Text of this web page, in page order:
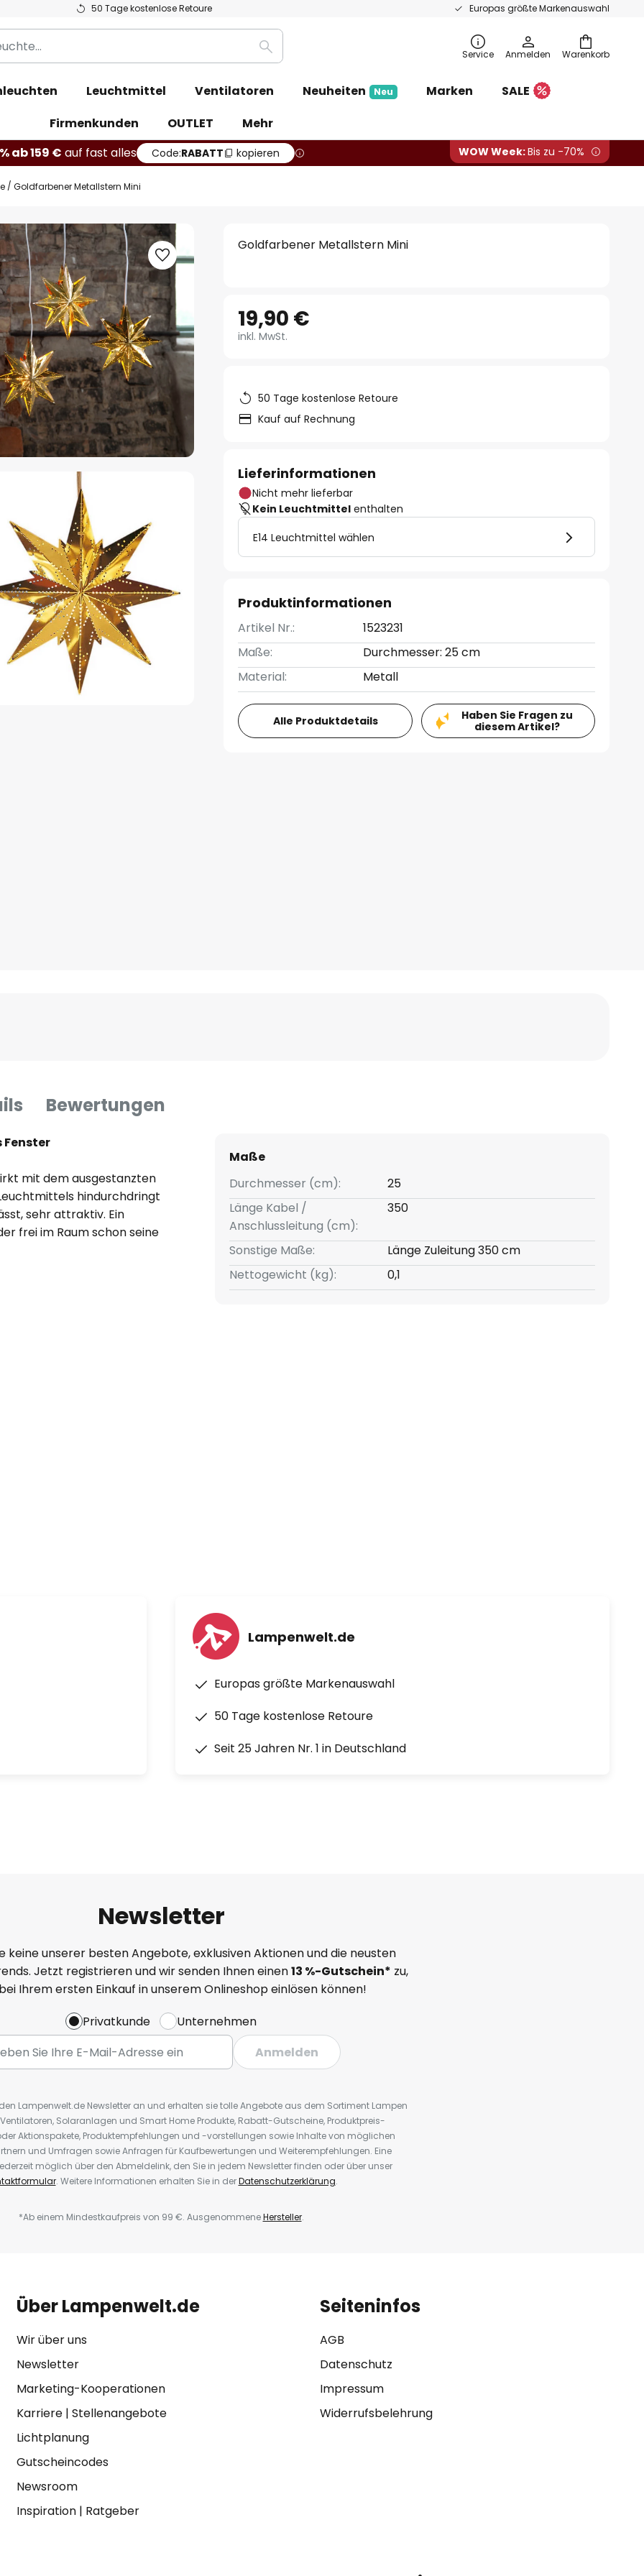
50 Tage kostenlose Retoure Europas größte Markenauswahl
Warenkorb
Suche Service Anmelden
Leuchtmittel Ventilatoren Neuheiten Neu Marken
SALE
Firmenkunden
OUTLET
Mehr
ab 159 € auf fast alles Code:RABATT kopieren WOW Week:Bis zu -70%
Goldfarbener Metallstern Mini
Goldfarbener Metallstern Mini
19,90 €
inkl. MwSt.
50 Tage kostenlose Retoure
Kauf auf Rechnung
Lieferinformationen
Nicht mehr lieferbar
Kein Leuchtmittel enthalten
E14 Leuchtmittel wählen
Produktinformationen
Artikel Nr.:
1523231
Maße:
Durchmesser: 25 cm
Material:
Metall
Alle Produktdetails
Haben Sie Fragen zu
diesem Artikel?
Bewertungen
Fenster
mit dem ausgestanzten
hindurchdringt
sehr attraktiv. Ein
frei im Raum schon seine
Maße
Durchmesser (cm):
25
Länge Kabel /
Anschlussleitung (cm):
350
Sonstige Maße:
Länge Zuleitung 350 cm
Nettogewicht (kg):
0,1
Lampenwelt.de
Europas größte Markenauswahl
50 Tage kostenlose Retoure
Seit 25 Jahren Nr. 1 in Deutschland
Newsletter
keine unserer besten Angebote, exklusiven Aktionen und die neusten
Jetzt registrieren und wir senden Ihnen einen13 %-Gutschein* zu,
Ihrem ersten Einkauf in unserem Onlineshop einlösen können!
Privatkunde
Unternehmen
Anmelden
Lampenwelt.de Newsletter an und erhalten sie tolle Angebote aus dem Sortiment Lampen
Solaranlagen und Smart Home Produkte, Rabatt-Gutscheine, Produktpreis-
Aktionspakete, Produktempfehlungen und -vorstellungen sowie Inhalte von möglichen
und Umfragen sowie Anfragen für Kaufbewertungen und Weiterempfehlungen. Eine
möglich über den Abmeldelink, den Sie in jedem Newsletter finden oder über unser
. Weitere Informationen erhalten Sie in derDatenschutzerklärung.
*Ab einem Mindestkaufpreis von 99 €. AusgenommeneHersteller.
Über Lampenwelt.de
Wir über uns
Newsletter
Marketing-Kooperationen
Karriere| Stellenangebote
Lichtplanung
Gutscheincodes
Newsroom
Inspiration| Ratgeber
Seiteninfos
AGB
Datenschutz
Impressum
Widerrufsbelehrung